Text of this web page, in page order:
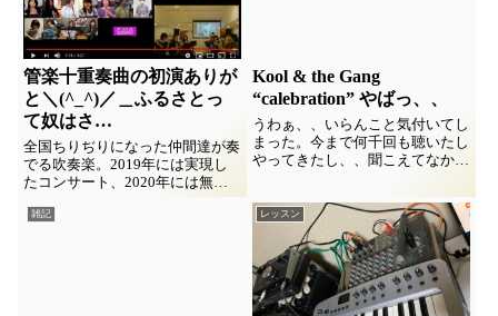
管楽十重奏曲の初演ありが
と＼(^_^)／＿ふるさとっ
て奴はさ…
全国ちりぢりになった仲間達が奏
でる吹奏楽。2019年には実現し
たコンサート、2020年には無理
でした。でもリモートで実現しよ
う、せっかくだからバンドのテー
Kool & the Gang
“calebration” やばっ、、
うわぁ、、いらんこと気付いてし
まった。今まで何千回も聴いたし
やってきたし、、聞こえてなかっ
ピだけと思ってたのに、、いかに
もイントロの後に「セ～レ～ブレ
イトグッタイムカモン」ってコー
ラスあるじゃん、、 ４小節が...
雑記 レッスン